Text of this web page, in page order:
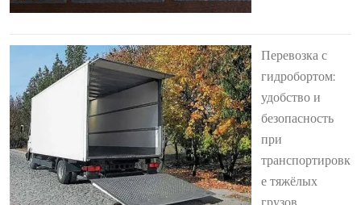
Перевозка с
гидробортом:
удобство и
безопасность
при
транспортировк
е тяжёлых